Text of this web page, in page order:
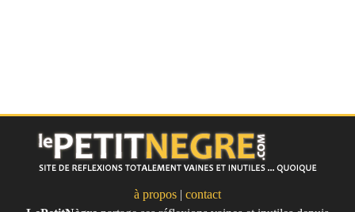
à propos | contact